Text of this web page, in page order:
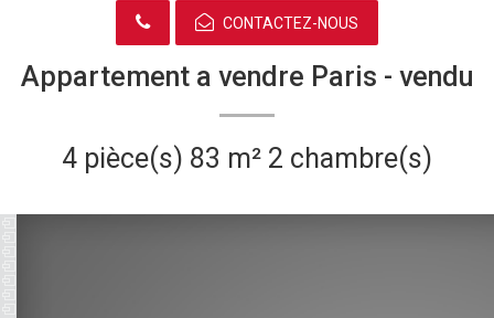
CONTACTEZ-NOUS
Appartement a vendre Paris - vendu
4 pièce(s) 83 m² 2 chambre(s)